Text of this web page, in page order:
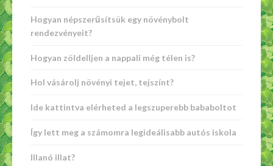
Hogyan népszerűsítsük egy növénybolt
rendezvényeit?
Hogyan zöldelljen a nappali még télen is?
Hol vásárolj növényi tejet, tejszínt?
Ide kattintva elérheted a legszuperebb bababoltot
Így lett meg a számomra legideálisabb autós iskola
Illanó illat?